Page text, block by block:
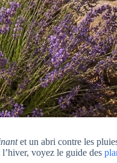
et un abri contre les
voyez le guide des